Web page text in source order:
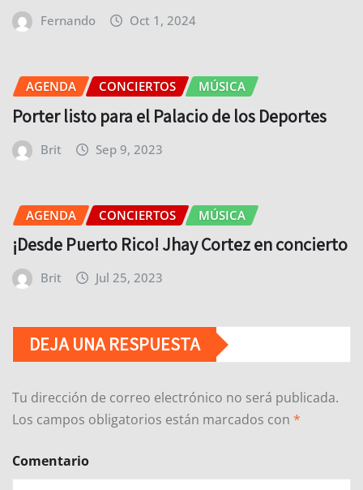
Fernando Oct 1, 2024
AGENDA CONCIERTOS MÚSICA
Porter listo para el Palacio de los Deportes
Brit Sep 9, 2023
AGENDA CONCIERTOS MÚSICA
¡Desde Puerto Rico! Jhay Cortez en concierto
Brit Jul 25, 2023
DEJA UNA RESPUESTA
Tu dirección de correo electrónico no será publicada.
Los campos obligatorios están marcados con *
Comentario